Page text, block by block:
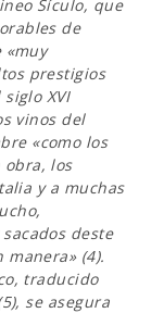
Sículo, que
de
«muy
prestigios
XVI
vinos del
«como los
obra, los
y a muchas
deste
(4).
traducido
se asegura